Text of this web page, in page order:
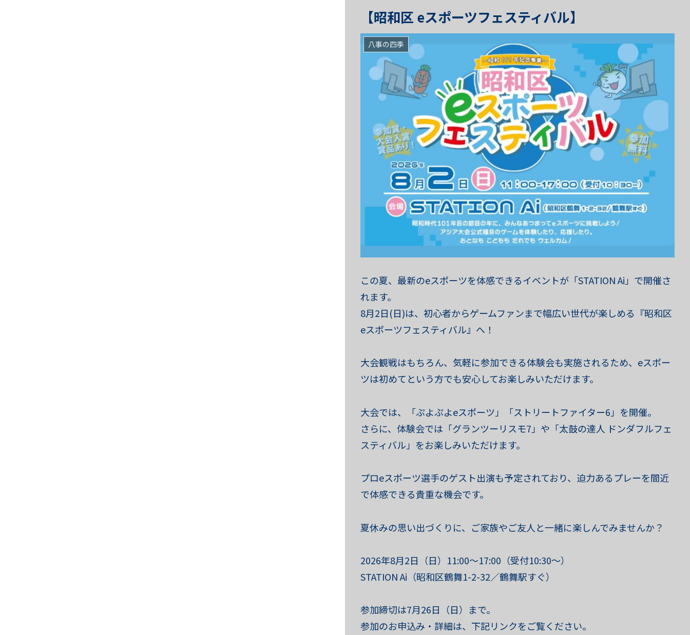
【昭和区 eスポーツフェスティバル】
八事の四季
この夏、最新のeスポーツを体感できるイベントが「STATION Ai」で開催さ
れます。
8月2日(日)は、初心者からゲームファンまで幅広い世代が楽しめる『昭和区
eスポーツフェスティバル』へ！
大会観戦はもちろん、気軽に参加できる体験会も実施されるため、eスポー
ツは初めてという方でも安心してお楽しみいただけます。
大会では、「ぷよぷよeスポーツ」「ストリートファイター6」を開催。
さらに、体験会では「グランツーリスモ7」や「太鼓の達人 ドンダフルフェ
スティバル」をお楽しみいただけます。
プロeスポーツ選手のゲスト出演も予定されており、迫力あるプレーを間近
で体感できる貴重な機会です。
夏休みの思い出づくりに、ご家族やご友人と一緒に楽しんでみませんか？
2026年8月2日（日）11:00〜17:00（受付10:30〜）
STATION Ai（昭和区鶴舞1-2-32／鶴舞駅すぐ）
参加締切は7月26日（日）まで。
参加のお申込み・詳細は、下記リンクをご覧ください。